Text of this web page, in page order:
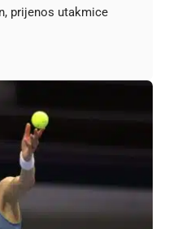
prijenos utakmice